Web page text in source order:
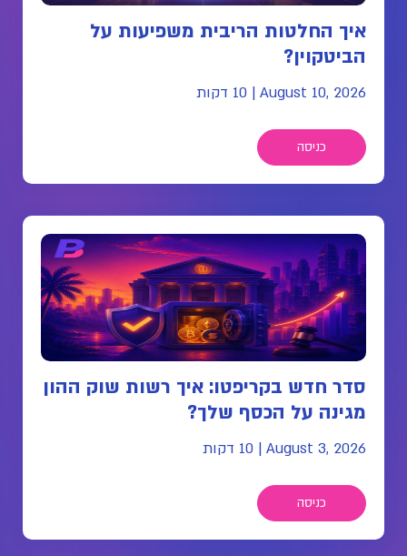
איך החלטות הריבית משפיעות על
הביטקוין?
August 10, 2026
| 10 דקות
כניסה
סדר חדש בקריפטו: איך רשות שוק ההון
מגינה על הכסף שלך?
August 3, 2026
| 10 דקות
כניסה